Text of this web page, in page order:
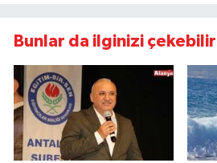
Bunlar da ilginizi çekebilir